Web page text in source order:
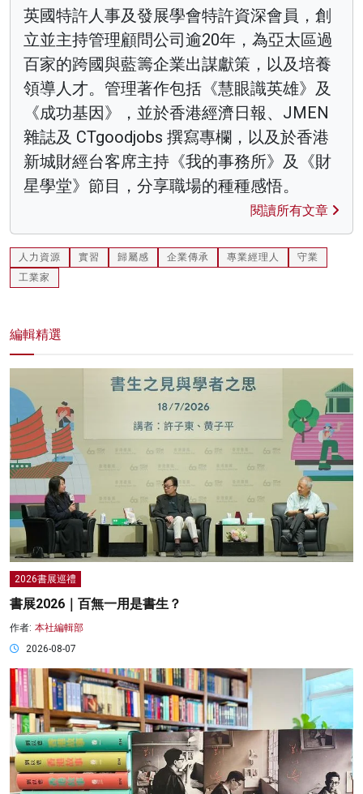
英國特許人事及發展學會特許資深會員，創
立並主持管理顧問公司逾20年，為亞太區過
百家的跨國與藍籌企業出謀獻策，以及培養
領導人才。管理著作包括《慧眼識英雄》及
《成功基因》，並於香港經濟日報、JMEN
雜誌及 CTgoodjobs 撰寫專欄，以及於香港
新城財經台客席主持《我的事務所》及《財
星學堂》節目，分享職場的種種感悟。
閱讀所有文章
人力資源 實習 歸屬感 企業傳承 專業經理人
守業
工業家
編輯精選
2026書展巡禮
書展2026｜百無一用是書生？
作者: 本社編輯部
2026-08-07